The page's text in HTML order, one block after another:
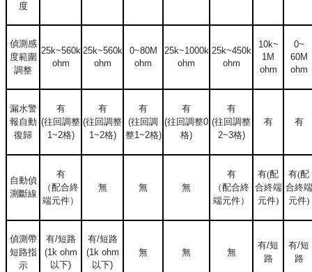
度
偵測感
度範圍
調整
25k~560k
ohm
25k~560k
ohm
0~80M
ohm
25k~1000k
ohm
25k~450k
ohm
10k~
1M
ohm
0~
60M
ohm
漏水警
報自動
復歸
有
(往回調整
1~2格)
有
(往回調整
1~2格)
有
(往回調
整1~2格)
有
(往回調整0
格)
有
(往回調整
2~3格)
有 有
自動偵
測斷線
有
（配合終
端元件）
無 無 無
有
（配合終
端元件）
有(配
合終端
元件)
有(配
合終端
元件)
偵測帶
短路指
示
有/短路
(1k ohm
以下)
有/短路
(1k ohm
以下)
無 無 無
有/短
路
有/短
路